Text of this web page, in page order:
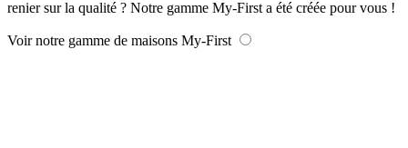
renier sur la qualité ? Notre gamme My-First a été créée pour vous !
Voir notre gamme de maisons My-First